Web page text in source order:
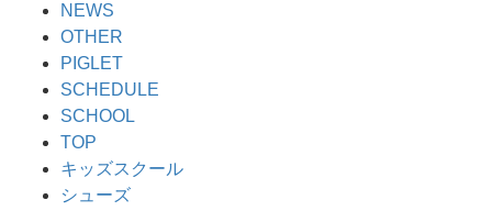
NEWS
OTHER
PIGLET
SCHEDULE
SCHOOL
TOP
キッズスクール
シューズ